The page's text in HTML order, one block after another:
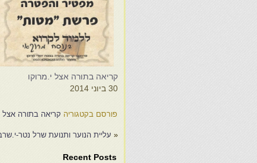
קריאה בתורה אצל י.מרוקו
30 ביוני 2014
פורסם בקטגוריה קריאה בתורה אצל
« עליית הנוער ותנועת שרל נטר-
Recent Posts